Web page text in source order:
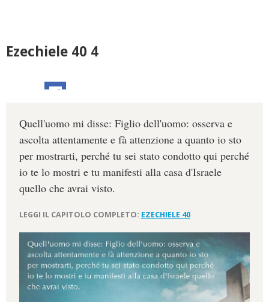
Ezechiele 40 4
Quell'uomo mi disse: Figlio dell'uomo: osserva e
ascolta attentamente e fà attenzione a quanto io sto
per mostrarti, perché tu sei stato condotto qui perché
io te lo mostri e tu manifesti alla casa d'Israele
quello che avrai visto.
LEGGI IL CAPITOLO COMPLETO: EZECHIELE 40